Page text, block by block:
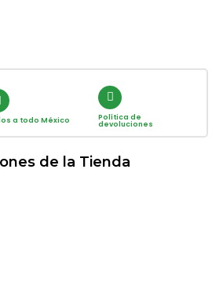
a todo México Política de
devoluciones
de la Tienda